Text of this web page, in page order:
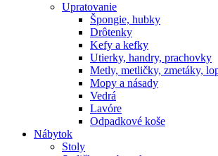
Upratovanie
Špongie, hubky
Drôtenky
Kefy a kefky
Utierky, handry, prachovky
Metly, metličky, zmetáky,
Mopy a násady
Vedrá
Lavóre
Odpadkové koše
Nábytok
Stoly